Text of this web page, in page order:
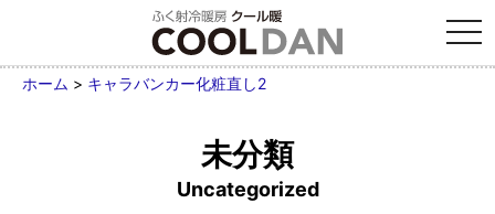
ホーム > キャラバンカー化粧直し2
未分類
Uncategorized